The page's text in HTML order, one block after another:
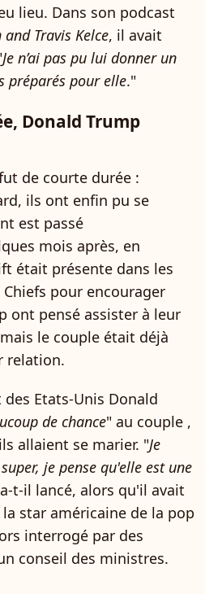
lieu. Dans son podcast
Travis Kelce, il avait
Je n’ai pas pu lui donner un
préparés pour elle."
Donald Trump
de courte durée :
ils ont enfin pu se
est passé
mois après, en
était présente dans les
pour encourager
ont pensé assister à leur
le couple était déjà
relation.
Etats-Unis Donald
de chance" au couple ,
allaient se marier. "Je
je pense qu'elle est une
t-il lancé, alors qu'il avait
star américaine de la pop
interrogé par des
conseil des ministres.